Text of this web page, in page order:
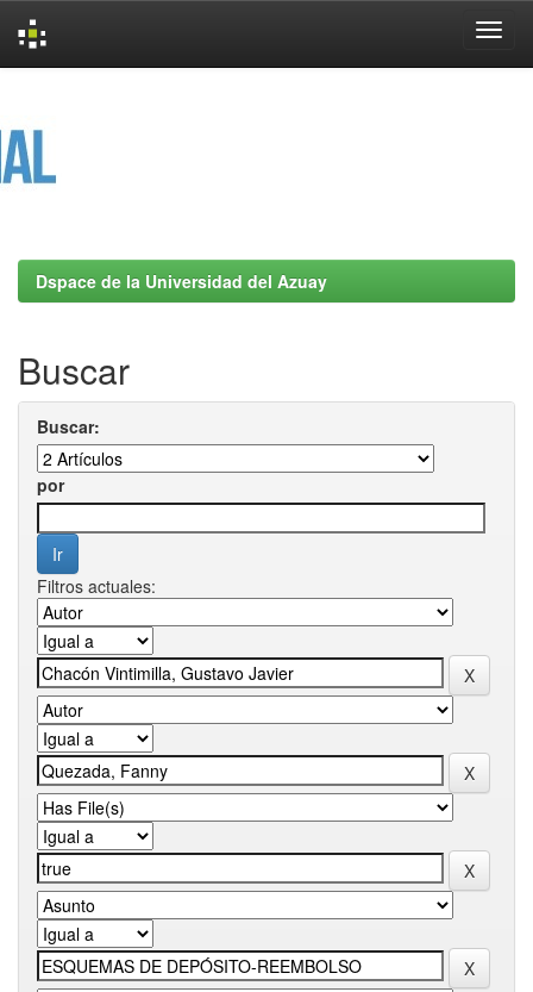
Dspace de la Universidad del Azuay
Buscar
Buscar:
por
Filtros actuales: